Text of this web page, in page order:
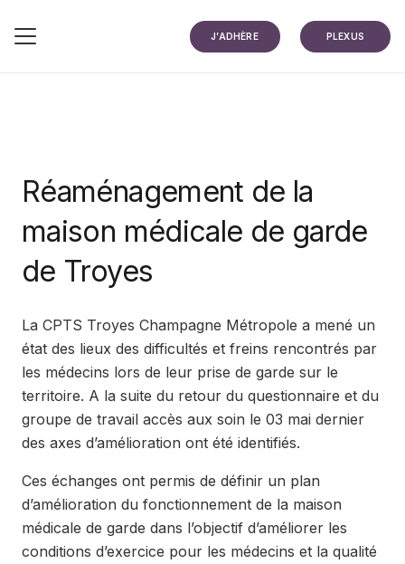
J’ADHÈRE PLEXUS
Réaménagement de la
maison médicale de garde
de Troyes
La CPTS Troyes Champagne Métropole a mené un
état des lieux des difficultés et freins rencontrés par
les médecins lors de leur prise de garde sur le
territoire. A la suite du retour du questionnaire et du
groupe de travail accès aux soin le 03 mai dernier
des axes d’amélioration ont été identifiés.
Ces échanges ont permis de définir un plan
d’amélioration du fonctionnement de la maison
médicale de garde dans l’objectif d’améliorer les
conditions d’exercice pour les médecins et la qualité